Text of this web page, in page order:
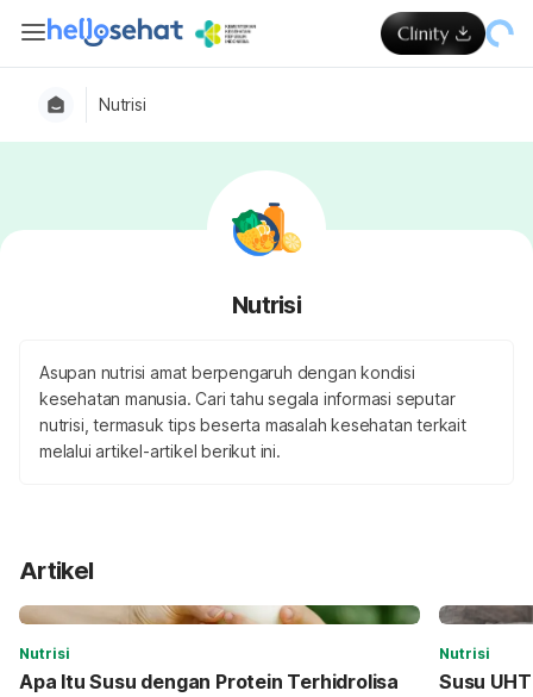
Nutrisi
Nutrisi
Asupan nutrisi amat berpengaruh dengan kondisi
kesehatan manusia. Cari tahu segala informasi seputar
nutrisi, termasuk tips beserta masalah kesehatan terkait
melalui artikel-artikel berikut ini.
Artikel
Nutrisi
Apa Itu Susu dengan Protein Terhidrolisa
Nutrisi
Susu